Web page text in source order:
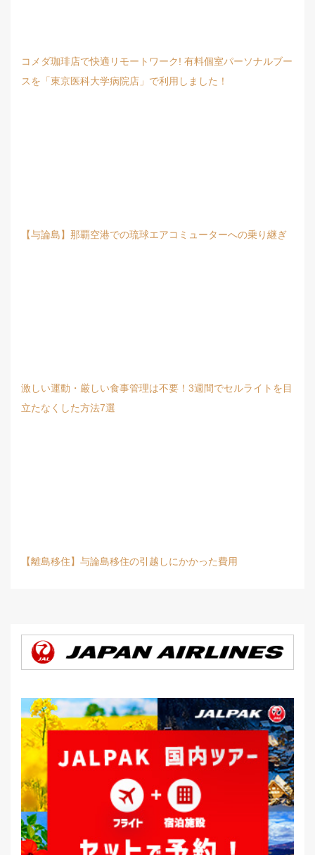
コメダ珈琲店で快適リモートワーク! 有料個室パーソナルブー
スを「東京医科大学病院店」で利用しました！
【与論島】那覇空港での琉球エアコミューターへの乗り継ぎ
激しい運動・厳しい食事管理は不要！3週間でセルライトを目
立たなくした方法7選
【離島移住】与論島移住の引越しにかかった費用